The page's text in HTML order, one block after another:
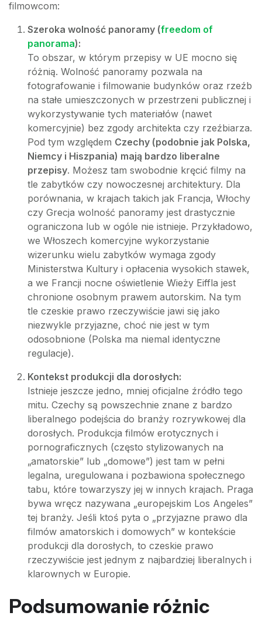
filmowcom:
Szeroka wolność panoramy (freedom of
panorama):
To obszar, w którym przepisy w UE mocno się
różnią. Wolność panoramy pozwala na
fotografowanie i filmowanie budynków oraz rzeźb
na stałe umieszczonych w przestrzeni publicznej i
wykorzystywanie tych materiałów (nawet
komercyjnie) bez zgody architekta czy rzeźbiarza.
Pod tym względem Czechy (podobnie jak Polska,
Niemcy i Hiszpania) mają bardzo liberalne
przepisy. Możesz tam swobodnie kręcić filmy na
tle zabytków czy nowoczesnej architektury. Dla
porównania, w krajach takich jak Francja, Włochy
czy Grecja wolność panoramy jest drastycznie
ograniczona lub w ogóle nie istnieje. Przykładowo,
we Włoszech komercyjne wykorzystanie
wizerunku wielu zabytków wymaga zgody
Ministerstwa Kultury i opłacenia wysokich stawek,
a we Francji nocne oświetlenie Wieży Eiffla jest
chronione osobnym prawem autorskim. Na tym
tle czeskie prawo rzeczywiście jawi się jako
niezwykle przyjazne, choć nie jest w tym
odosobnione (Polska ma niemal identyczne
regulacje).
Kontekst produkcji dla dorosłych:
Istnieje jeszcze jedno, mniej oficjalne źródło tego
mitu. Czechy są powszechnie znane z bardzo
liberalnego podejścia do branży rozrywkowej dla
dorosłych. Produkcja filmów erotycznych i
pornograficznych (często stylizowanych na
„amatorskie” lub „domowe”) jest tam w pełni
legalna, uregulowana i pozbawiona społecznego
tabu, które towarzyszy jej w innych krajach. Praga
bywa wręcz nazywana „europejskim Los Angeles”
tej branży. Jeśli ktoś pyta o „przyjazne prawo dla
filmów amatorskich i domowych” w kontekście
produkcji dla dorosłych, to czeskie prawo
rzeczywiście jest jednym z najbardziej liberalnych i
klarownych w Europie.
Podsumowanie różnic